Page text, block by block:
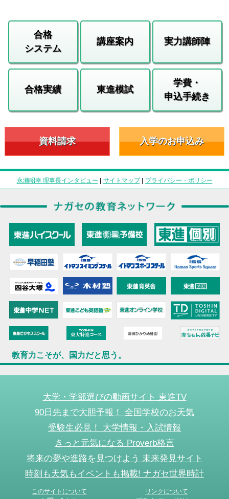
合格
システム
講座案内 実力講師陣
合格実績 東進模試
学費・
申込手続き
資料請求 入学のお申込み
永瀬昭幸 理事長インタビュー | サイトマップ| プライバシー・ポリシー
教育力こそが、国力だと思う。
大学・学部選びの動画サイト 東進TV
90日先まで大胆予報！ 全国学校のお天気
受験生必見！ 大学情報・入試情報
きっと元気になる Proverb格言
将来の夢や進路を見つけよう 未来発見サイト
時刻も天気もイベントも掲載! ナガセ世界時計
このサイトについて
リンクについて